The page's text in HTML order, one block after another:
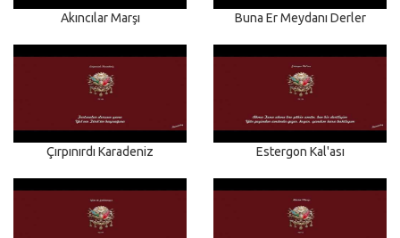
Akıncılar Marşı Buna Er Meydanı Derler
Çırpınırdı Karadeniz Estergon Kal'ası